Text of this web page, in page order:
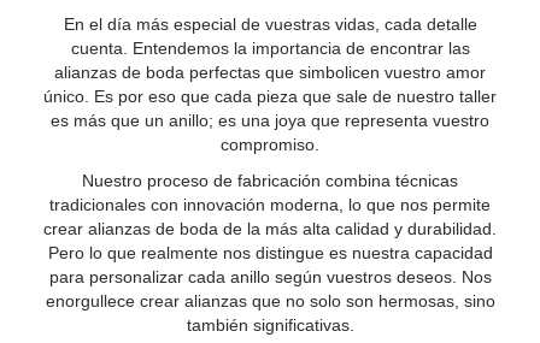
En el día más especial de vuestras vidas, cada detalle
cuenta. Entendemos la importancia de encontrar las
alianzas de boda perfectas que simbolicen vuestro amor
único. Es por eso que cada pieza que sale de nuestro taller
es más que un anillo; es una joya que representa vuestro
compromiso.
Nuestro proceso de fabricación combina técnicas
tradicionales con innovación moderna, lo que nos permite
crear alianzas de boda de la más alta calidad y durabilidad.
Pero lo que realmente nos distingue es nuestra capacidad
para personalizar cada anillo según vuestros deseos. Nos
enorgullece crear alianzas que no solo son hermosas, sino
también significativas.